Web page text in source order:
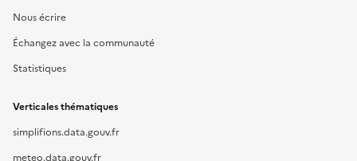
Nous écrire
Échangez avec la communauté
Statistiques
Verticales thématiques
simplifions.data.gouv.fr
meteo.data.gouv.fr